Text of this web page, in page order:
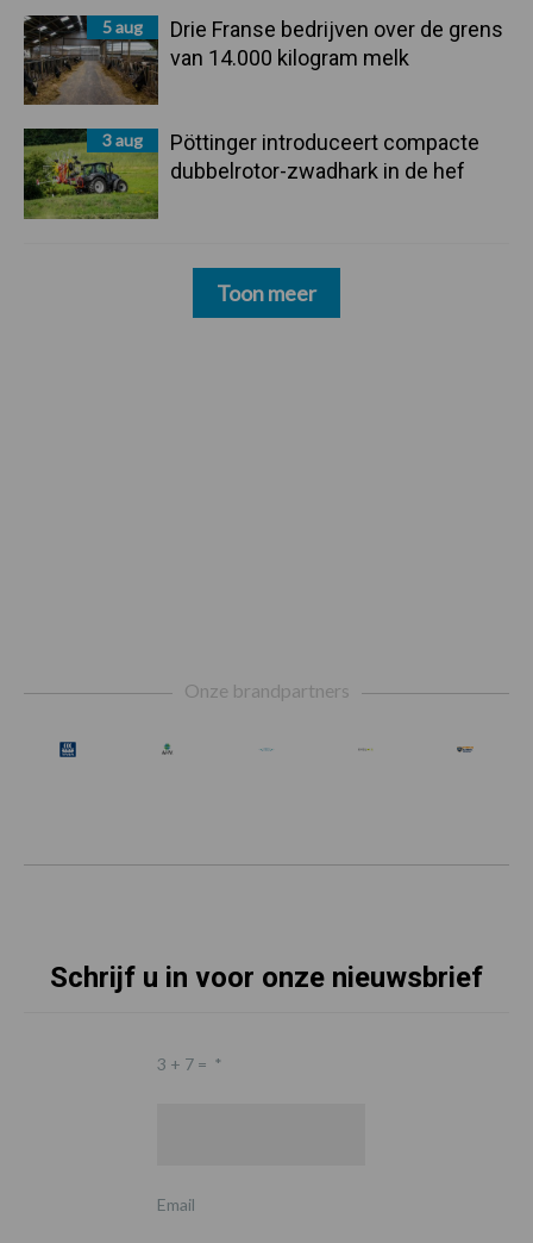
5 aug
Drie Franse bedrijven over de grens
van 14.000 kilogram melk
3 aug
Pöttinger introduceert compacte
dubbelrotor-zwadhark in de hef
Toon meer
Onze brandpartners
Schrijf u in voor onze nieuwsbrief
3 + 7 = *
Email